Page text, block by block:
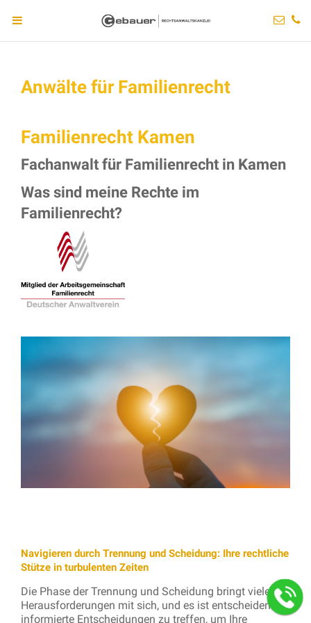
Anwälte für Familienrecht
Familienrecht Kamen
Fachanwalt für Familienrecht in Kamen
Was sind meine Rechte im
Familienrecht?
Navigieren durch Trennung und Scheidung: Ihre rechtliche
Stütze in turbulenten Zeiten
Die Phase der Trennung und Scheidung bringt viele
Herausforderungen mit sich, und es ist entscheidend,
informierte Entscheidungen zu treffen, um Ihre